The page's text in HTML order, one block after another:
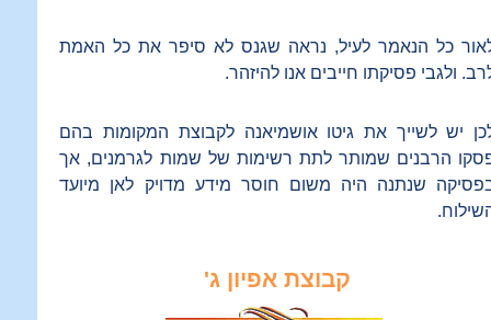
כל הנאמר לעיל, נראה שגנס לא סיפר את כל האמת
ולגבי פסיקתו חייבים אנו להיזהר.
יש לשייך את גיטו אושמיאנה לקבוצת המקומות בהם
הרבנים שמותר לתת רשימות של שמות לגרמנים, אך
שנתנה היה משום חוסר מידע מדויק לאן מיועד
קבוצת אפיון ג'